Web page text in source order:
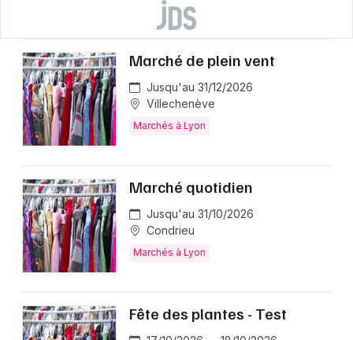
Marché de plein vent
Jusqu'au 31/12/2026
Villechenève
Marchés à Lyon
Marché quotidien
Jusqu'au 31/10/2026
Condrieu
Marchés à Lyon
Fête des plantes - Test